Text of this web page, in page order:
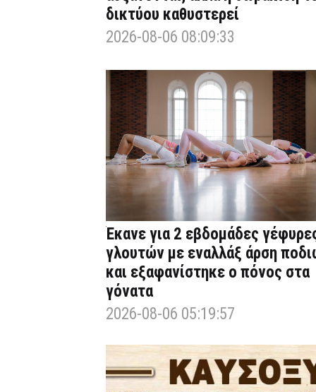
δικτύου καθυστερεί
2026-08-06 08:09:33
Έκανε για 2 εβδομάδες
γλουτών με εναλλάξ άρση
και εξαφανίστηκε ο πόνος στα
γόνατα
2026-08-06 05:19:57